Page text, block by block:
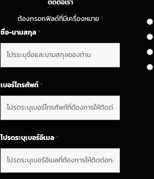
ต้องกรอกฟิลด์ที่มีเครื่องหมาย*
ชื่อ-นามสกุล*
เบอร์โทรศัพท์*
โปรดระบุเบอร์อีเมล*